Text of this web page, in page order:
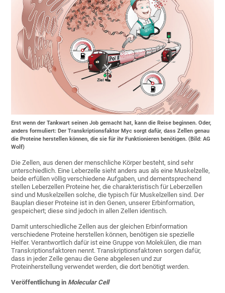
Erst wenn der Tankwart seinen Job gemacht hat, kann die Reise beginnen. Oder,
anders formuliert: Der Transkriptionsfaktor Myc sorgt dafür, dass Zellen genau
die Proteine herstellen können, die sie für ihr Funktionieren benötigen. (Bild: AG
Wolf)
Die Zellen, aus denen der menschliche Körper besteht, sind sehr
unterschiedlich. Eine Leberzelle sieht anders aus als eine Muskelzelle,
beide erfüllen völlig verschiedene Aufgaben, und dementsprechend
stellen Leberzellen Proteine her, die charakteristisch für Leberzellen
sind und Muskelzellen solche, die typisch für Muskelzellen sind. Der
Bauplan dieser Proteine ist in den Genen, unserer Erbinformation,
gespeichert; diese sind jedoch in allen Zellen identisch.
Damit unterschiedliche Zellen aus der gleichen Erbinformation
verschiedene Proteine herstellen können, benötigen sie spezielle
Helfer. Verantwortlich dafür ist eine Gruppe von Molekülen, die man
Transkriptionsfaktoren nennt. Transkriptionsfaktoren sorgen dafür,
dass in jeder Zelle genau die Gene abgelesen und zur
Proteinherstellung verwendet werden, die dort benötigt werden.
Veröffentlichung in Molecular Cell